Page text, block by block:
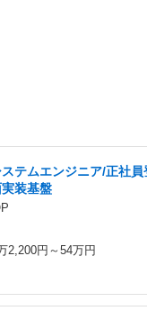
テムエンジニア/正社
装基盤
2,200円～54万円